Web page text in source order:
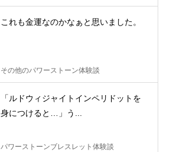
これも金運なのかなぁと思いました。
その他のパワーストーン体験談
「ルドウィジャイトインペリドットを
身につけると…」う...
パワーストーンブレスレット体験談